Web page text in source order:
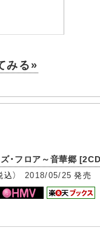
みる»
ズ・フロア～音華郷
込）2018/05/25 発売